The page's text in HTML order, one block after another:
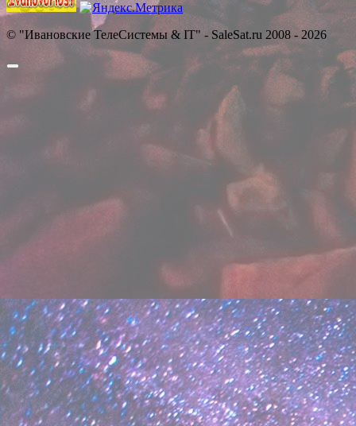
© "Ивановские ТелеСистемы & IT" - SaleSat.ru 2008 - 2026
Прокрутить